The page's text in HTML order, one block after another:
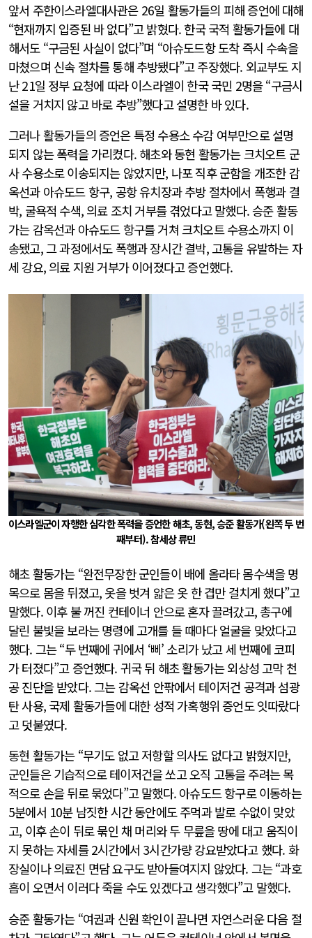
앞서 주한이스라엘대사관은 26일 활동가들의 피해 증언에 대해
“현재까지 입증된 바 없다”고 밝혔다. 한국 국적 활동가들에 대
해서도 “구금된 사실이 없다”며 “아슈도드항 도착 즉시 수속을
마쳤으며 신속 절차를 통해 추방됐다”고 주장했다. 외교부도 지
난 21일 정부 요청에 따라 이스라엘이 한국 국민 2명을 “구금시
설을 거치지 않고 바로 추방”했다고 설명한 바 있다.
그러나 활동가들의 증언은 특정 수용소 수감 여부만으로 설명
되지 않는 폭력을 가리켰다. 해초와 동현 활동가는 크치오트 군
사 수용소로 이송되지는 않았지만, 나포 직후 군함을 개조한 감
옥선과 아슈도드 항구, 공항 유치장과 추방 절차에서 폭행과 결
박, 굴욕적 수색, 의료 조치 거부를 겪었다고 말했다. 승준 활동
가는 감옥선과 아슈도드 항구를 거쳐 크치오트 수용소까지 이
송됐고, 그 과정에서도 폭행과 장시간 결박, 고통을 유발하는 자
세 강요, 의료 지원 거부가 이어졌다고 증언했다.
이스라엘군이 자행한 심각한 폭력을 증언한 해초, 동현, 승준 활동가(왼쪽 두 번
째부터). 참세상 류민
해초 활동가는 “완전무장한 군인들이 배에 올라타 몸수색을 명
목으로 몸을 뒤졌고, 옷을 벗겨 얇은 옷 한 겹만 걸치게 했다”고
말했다. 이후 불 꺼진 컨테이너 안으로 혼자 끌려갔고, 총구에
달린 불빛을 보라는 명령에 고개를 들 때마다 얼굴을 맞았다고
했다. 그는 “두 번째에 귀에서 ‘삐’ 소리가 났고 세 번째에 코피
가 터졌다”고 증언했다. 귀국 뒤 해초 활동가는 외상성 고막 천
공 진단을 받았다. 그는 감옥선 안팎에서 테이저건 공격과 섬광
탄 사용, 국제 활동가들에 대한 성적 가혹행위 증언도 잇따랐다
고 덧붙였다.
동현 활동가는 “무기도 없고 저항할 의사도 없다고 밝혔지만,
군인들은 기습적으로 테이저건을 쏘고 오직 고통을 주려는 목
적으로 손을 뒤로 묶었다”고 말했다. 아슈도드 항구로 이동하는
5분에서 10분 남짓한 시간 동안에도 주먹과 발로 수없이 맞았
고, 이후 손이 뒤로 묶인 채 머리와 두 무릎을 땅에 대고 움직이
지 못하는 자세를 2시간에서 3시간가량 강요받았다고 했다. 화
장실이나 의료진 면담 요구도 받아들여지지 않았다. 그는 “과호
흡이 오면서 이러다 죽을 수도 있겠다고 생각했다”고 말했다.
승준 활동가는 “여권과 신원 확인이 끝나면 자연스러운 다음 절